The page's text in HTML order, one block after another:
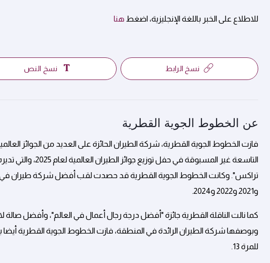
للاطلاع على الخبر باللغة الإنجليزية، اضغط هنا
نسخ الرابط نسخ النص
عن الخطوط الجوية القطرية
فازت الخطوط الجوية القطرية، شركة الطيران الحائزة على العديد من الجوائز
التاسعة غير المسبوقة
و2021 و2022 و2024.
كما نالت الناقلة القطرية جائزة "أفضل درجة رجال أعمال في العالم"، وأفضل صالة
وبوصفها شركة الطيران الرائدة في المنطقة، فازت الخطوط الجوية القطرية
للمرة 13.